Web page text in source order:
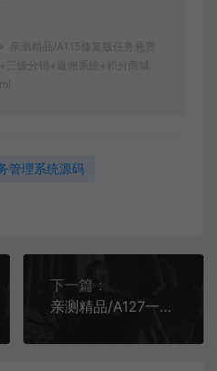
亲测精品/A115修复版任务悬赏
级分销+返佣系统+积分商城
管理系统源码
下一篇：
亲测精品/A127一键解决App误报毒问题 | 支持自动换包名+签名 | 可上传APK自由打包